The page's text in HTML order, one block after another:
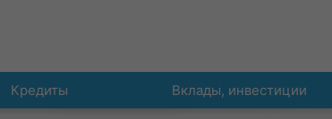
Кредиты Вклады, инвестиции